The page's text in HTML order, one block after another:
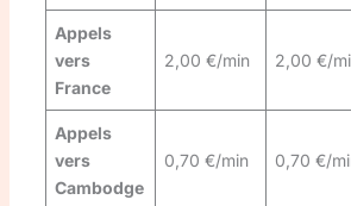
Appels
vers
France
2,00 €/min 2,00 €/
Appels
vers
Cambodge
0,70 €/min 0,70 €/